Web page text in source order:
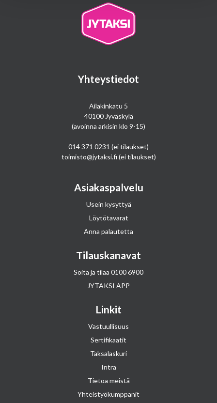
Yhteystiedot
Ailakinkatu 5
40100 Jyväskylä
(avoinna arkisin klo 9-15)
014 371 0231 (ei tilaukset)
toimisto@jytaksi.fi (ei tilaukset)
Asiakaspalvelu
Usein kysyttyä
Löytötavarat
Anna palautetta
Tilauskanavat
Soita ja tilaa 0100 6900
JYTAKSI APP
Linkit
Vastuullisuus
Sertifikaatit
Taksalaskuri
Intra
Tietoa meistä
Yhteistyökumppanit